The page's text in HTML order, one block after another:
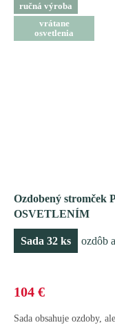
ručná výroba
vrátane
osvetlenia
Ozdobený stromček
OSVETLENÍM
Sada 32 ks ozdôb
104 €
Sada obsahuje ozdoby,